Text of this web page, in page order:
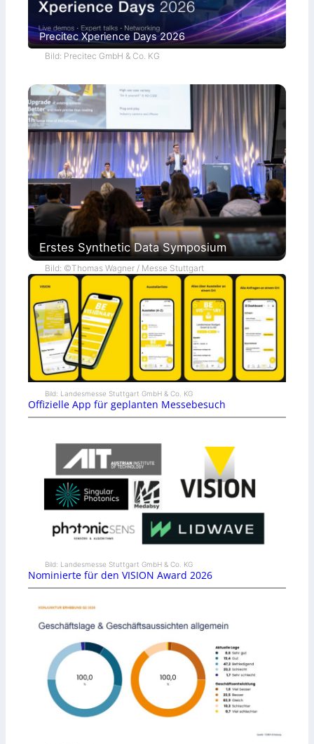
Precitec Xperience Days 2026
Bild: Precitec GmbH & Co. KG
Erstes Synthetic Data Symposium
Bild: ©Thomas Wagner / Messe Stuttgart
Bild: Landesmesse Stuttgart GmbH & Co. KG
Offizielle App für geplanten Messebesuch
Bild: Landesmesse Stuttgart GmbH & Co. KG
Nominierte für den VISION Award 2026